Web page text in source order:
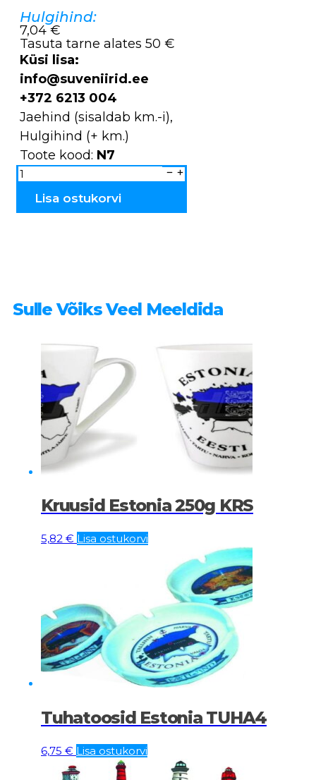
Hulgihind:
7,04 €
Tasuta tarne alates 50 €
Küsi lisa:
info@suveniirid.ee
+372 6213 004
Jaehind (sisaldab km.-i),
Hulgihind (+ km.)
Toote kood: N7
Küünlatops
keraamiline
maja
Lisa ostukorvi
Sulle Võiks Veel Meeldida
Kruusid Estonia 250g KRS
5,82 € Lisa ostukorvi
Tuhatoosid Estonia TUHA4
6,75 € Lisa ostukorvi